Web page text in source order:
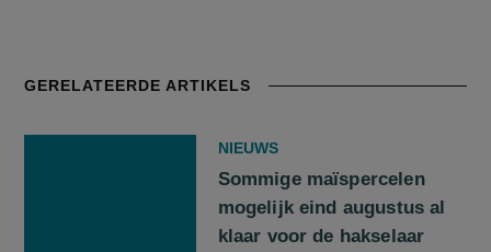
GERELATEERDE ARTIKELS
NIEUWS
Sommige maïspercelen
mogelijk eind augustus al
klaar voor de hakselaar